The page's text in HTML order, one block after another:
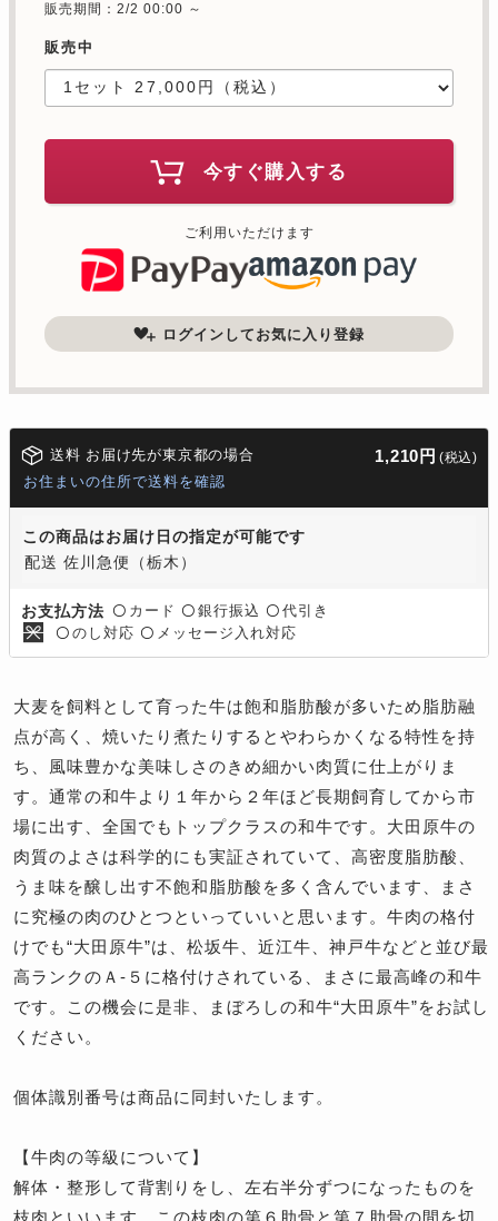
販売期間：2/2 00:00 ～
販売中
今すぐ購入する
ご利用いただけます
ログインしてお気に入り登録
送料 お届け先が東京都の場合 1,210円 (税込)
お住まいの住所で送料を確認
この商品はお届け日の指定が可能です
配送 佐川急便（栃木）
お支払方法 〇 カード 〇 銀行振込 〇 代引き
〇 のし対応 〇 メッセージ入れ対応
大麦を飼料として育った牛は飽和脂肪酸が多いため脂肪融
点が高く、焼いたり煮たりするとやわらかくなる特性を持
ち、風味豊かな美味しさのきめ細かい肉質に仕上がりま
す。通常の和牛より１年から２年ほど長期飼育してから市
場に出す、全国でもトップクラスの和牛です。大田原牛の
肉質のよさは科学的にも実証されていて、高密度脂肪酸、
うま味を醸し出す不飽和脂肪酸を多く含んでいます、まさ
に究極の肉のひとつといっていいと思います。牛肉の格付
けでも“大田原牛”は、松坂牛、近江牛、神戸牛などと並び最
高ランクのＡ-５に格付けされている、まさに最高峰の和牛
です。この機会に是非、まぼろしの和牛“大田原牛”をお試し
ください。
個体識別番号は商品に同封いたします。
【牛肉の等級について】
解体・整形して背割りをし、左右半分ずつになったものを
枝肉といいます。この枝肉の第６肋骨と第７肋骨の間を切